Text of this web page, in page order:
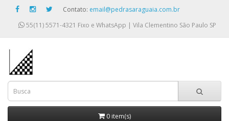
Contato: email@pedrasaraguaia.com.br
55(11) 5571-4321 Fixo e WhatsApp | Vila Clementino São Paulo SP
0 item(s)